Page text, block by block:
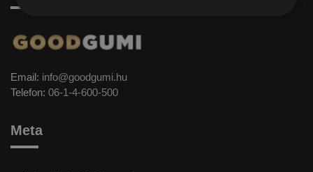
Email: info@goodgumi.hu
Telefon: 06-1-4-600-500
Meta